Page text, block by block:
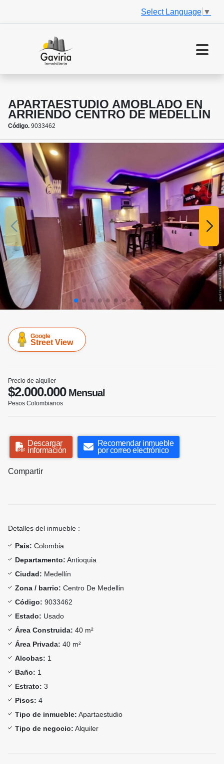
Select Language ▼
APARTAESTUDIO AMOBLADO EN
ARRIENDO CENTRO DE MEDELLÍN
Código. 9033462
Google
Street View
Precio de alquiler
$2.000.000Mensual
Pesos Colombianos
Descargar
información
Recomendar inmueble
por correo electrónico
Compartir
Detalles del inmueble :
País: Colombia
Departamento: Antioquia
Ciudad: Medellín
Zona / barrio: Centro De Medellin
Código: 9033462
Estado: Usado
Área Construida: 40 m²
Área Privada: 40 m²
Alcobas: 1
Baño: 1
Estrato: 3
Pisos: 4
Tipo de inmueble: Apartaestudio
Tipo de negocio: Alquiler